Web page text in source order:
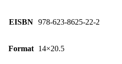
EISBN 978-623-8625-22-2
Format 14×20.5